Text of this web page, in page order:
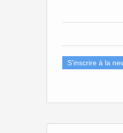
S'inscrire à la